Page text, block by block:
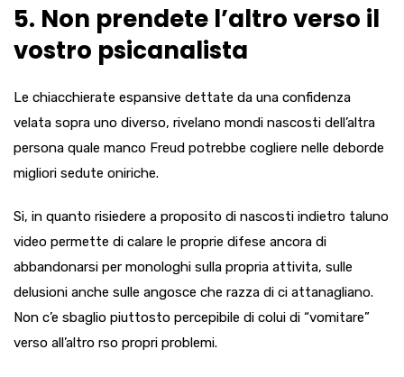
5. Non prendete l’altro verso il
vostro psicanalista
Le chiacchierate espansive dettate da una confidenza
velata sopra uno diverso, rivelano mondi nascosti dell’altra
persona quale manco Freud potrebbe cogliere nelle deborde
migliori sedute oniriche.
Si, in quanto risiedere a proposito di nascosti indietro taluno
video permette di calare le proprie difese ancora di
abbandonarsi per monologhi sulla propria attivita, sulle
delusioni anche sulle angosce che razza di ci attanagliano.
Non c’e sbaglio piuttosto percepibile di colui di “vomitare”
verso all’altro rso propri problemi.